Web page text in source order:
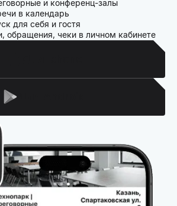
и конференц-залы
в календарь
для себя и гостя
обращения, чеки в личном кабинете